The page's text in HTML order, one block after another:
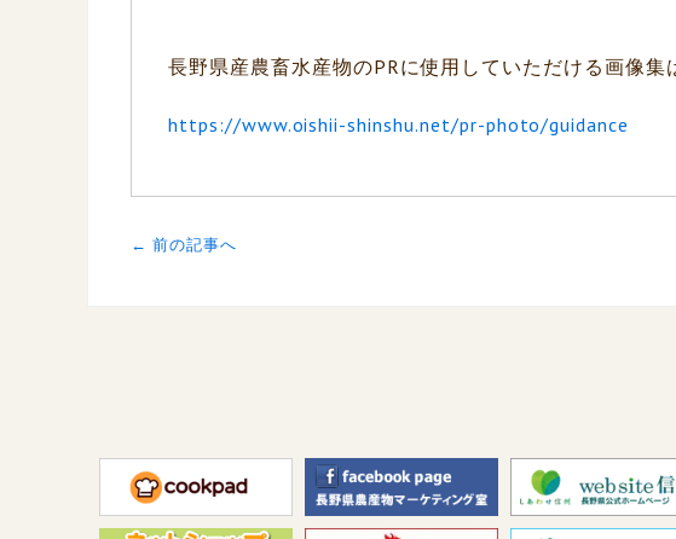
長野県産農畜水産物のPRに使用していただける画像集
https://www.oishii-shinshu.net/pr-photo/guidance
← 前の記事へ